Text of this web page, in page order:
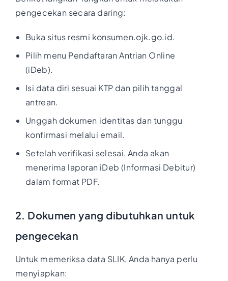
pengecekan secara daring:
Buka situs resmi konsumen.ojk.go.id.
Pilih menu Pendaftaran Antrian Online
(iDeb).
Isi data diri sesuai KTP dan pilih tanggal
antrean.
Unggah dokumen identitas dan tunggu
konfirmasi melalui email.
Setelah verifikasi selesai, Anda akan
menerima laporan iDeb (Informasi Debitur)
dalam format PDF.
2. Dokumen yang dibutuhkan untuk
pengecekan
Untuk memeriksa data SLIK, Anda hanya perlu
menyiapkan: